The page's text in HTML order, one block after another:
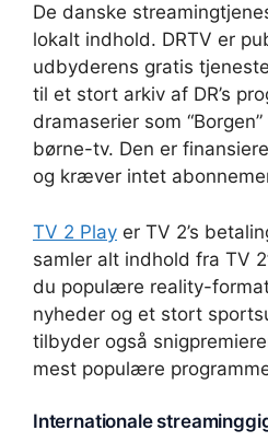
De danske
lokalt indhold. DRTV er
udbyderens gratis
til et stort arkiv af DR’s
dramaserier som
børne-tv. Den er
og kræver intet
TV 2 Play er TV 2’s
samler alt indhold fra TV
du populære reality-
nyheder og et stort
tilbyder også
mest populære
Internationale